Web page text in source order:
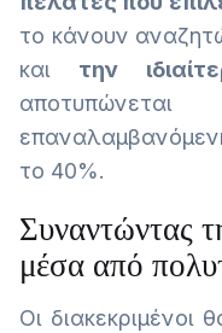
το κάνουν
και την
το 40%.
Συναντώντας
μέσα από
Οι διακεκριμένοι